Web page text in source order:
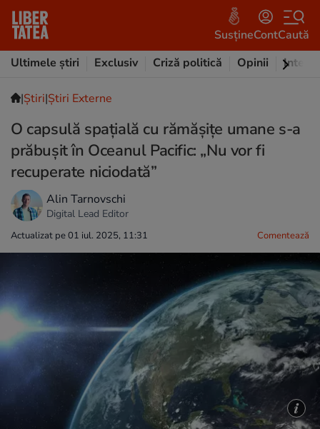
SusțineContCaută
Ultimele știri
Exclusiv Criză politică Opinii
|Ştiri|Știri Externe
O capsulă spațială cu rămășițe umane s-a
prăbușit în Oceanul Pacific: „Nu vor fi
recuperate niciodată”
Alin Tarnovschi
Digital Lead Editor
Actualizat pe 01 iul. 2025, 11:31 Comentează